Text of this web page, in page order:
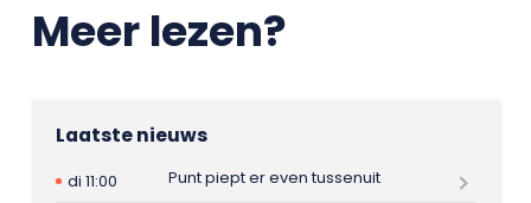
Meer lezen?
Laatste nieuws
di 11:00
Punt piept er even tussenuit